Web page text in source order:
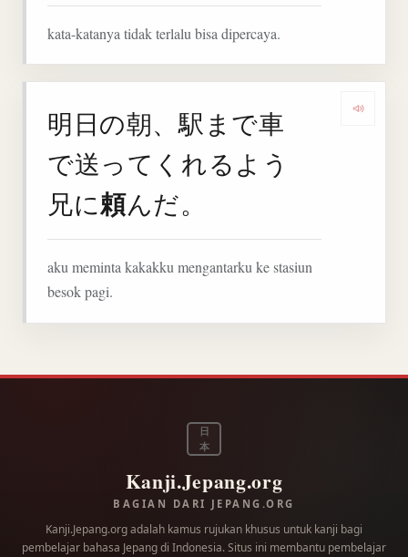
kata-katanya tidak terlalu bisa dipercaya.
明日の朝、駅まで車
で送ってくれるよう
兄に頼んだ。
aku meminta kakakku mengantarku ke stasiun
besok pagi.
日
本
Kanji.Jepang.org
BAGIAN DARI JEPANG.ORG
Kanji.Jepang.org adalah kamus rujukan khusus untuk kanji bagi
pembelajar bahasa Jepang di Indonesia. Situs ini membantu pembelajar